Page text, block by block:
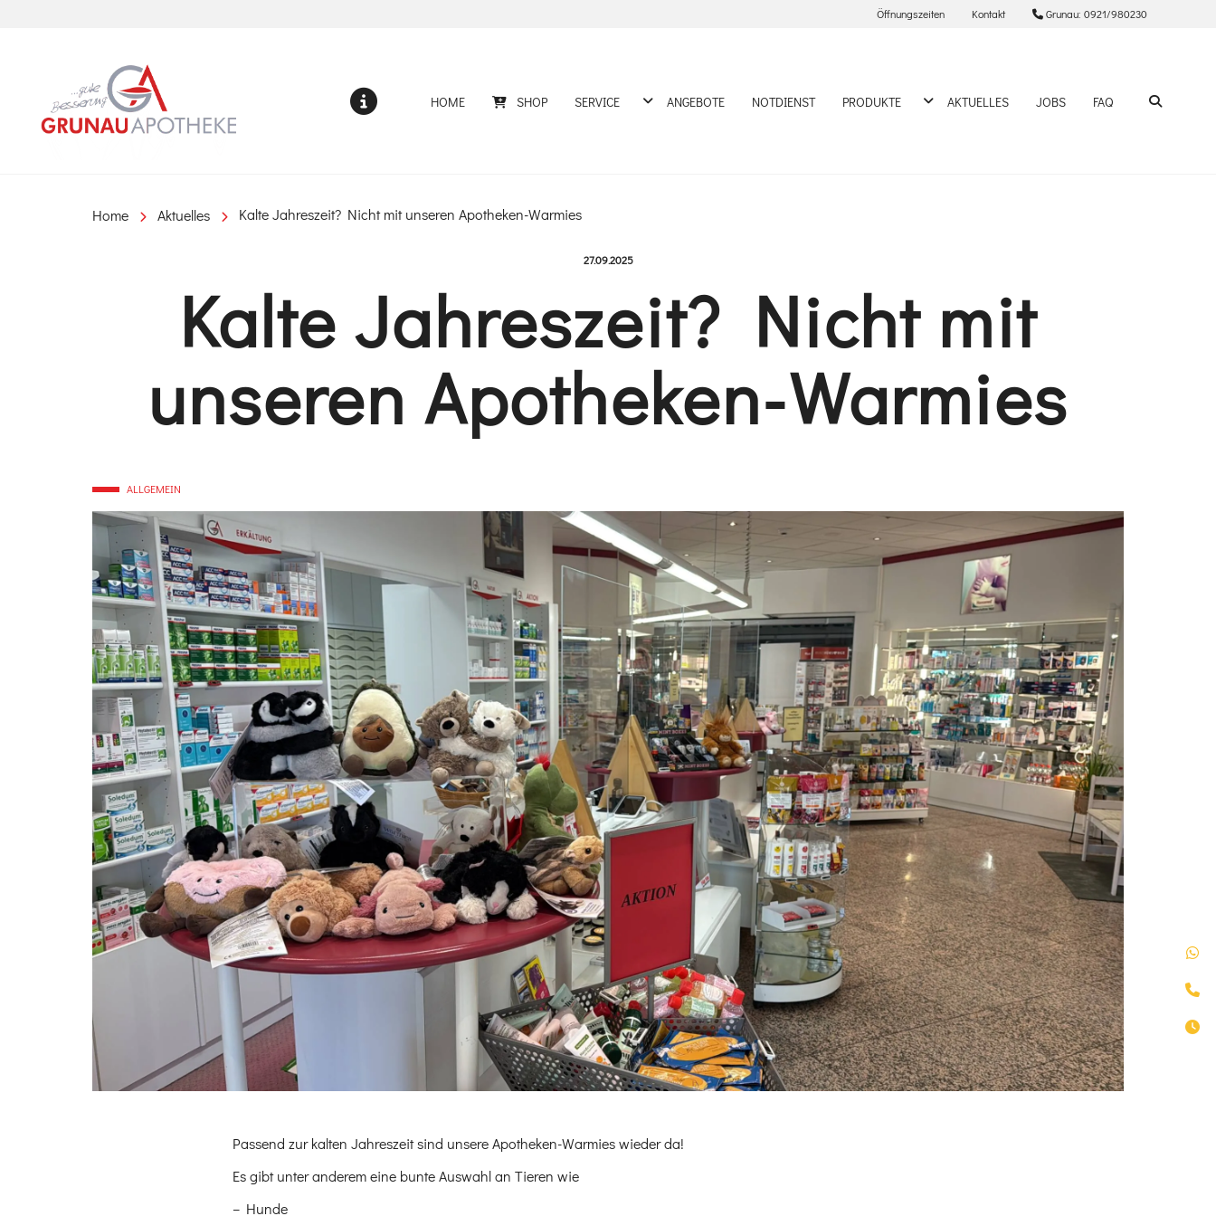
Öffnungszeiten Kontakt Grunau: 0921/980230
HOME SHOP SERVICE DROPDOWN ÖFFNEN
ANGEBOTE NOTDIENST PRODUKTE DROPDOWN ÖFFNEN
AKTUELLES JOBS FAQ
Home Aktuelles Kalte Jahreszeit? Nicht mit unseren Apotheken-Warmies
Veröffentlicht am:
27.09.2025
Kalte Jahreszeit? Nicht mit
unseren Apotheken-Warmies
ALLGEMEIN
Passend zur kalten Jahreszeit sind unsere Apotheken-Warmies wieder da!
Es gibt unter anderem eine bunte Auswahl an Tieren wie
– Hunde